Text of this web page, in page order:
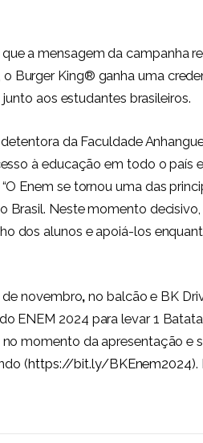
a mensagem da campanha
Burger King® ganha uma
aos estudantes brasileiros.
da Faculdade
à educação em todo o país
Enem se tornou uma das
Brasil. Neste momento
dos alunos e apoiá-los
de novembro,no balcão e BK
ENEM 2024 para levar 1
momento da apresentação e
(https://bit.ly/BKEnem2024).